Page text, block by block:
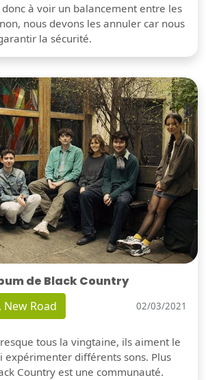
à voir un balancement entre les
nous devons les annuler car nous
la sécurité.
de Black Country
New Road 02/03/2021
tous la vingtaine, ils aiment le
expérimenter différents sons. Plus
Country est une communauté.